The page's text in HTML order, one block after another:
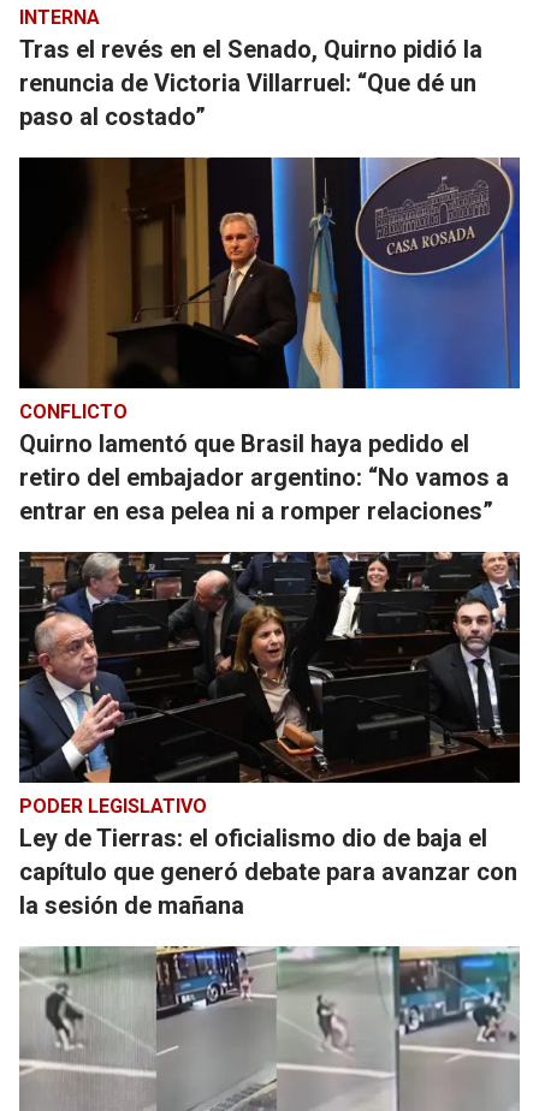
INTERNA
Tras el revés en el Senado, Quirno pidió la
renuncia de Victoria Villarruel: “Que dé un
paso al costado”
CONFLICTO
Quirno lamentó que Brasil haya pedido el
retiro del embajador argentino: “No vamos a
entrar en esa pelea ni a romper relaciones”
PODER LEGISLATIVO
Ley de Tierras: el oficialismo dio de baja el
capítulo que generó debate para avanzar con
la sesión de mañana